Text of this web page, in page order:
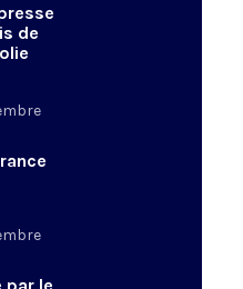
de
par le